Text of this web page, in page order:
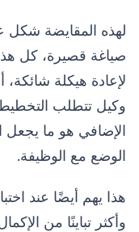
لهذه المقايضة شكل
صياغة قصيرة، كل
لإعادة هيكلة
وكيل تتطلب
الإضافي هو ما يجعل
الوضع مع الوظيفة.
هذا يهم أيضًا عند
وأكثر تباينًا من